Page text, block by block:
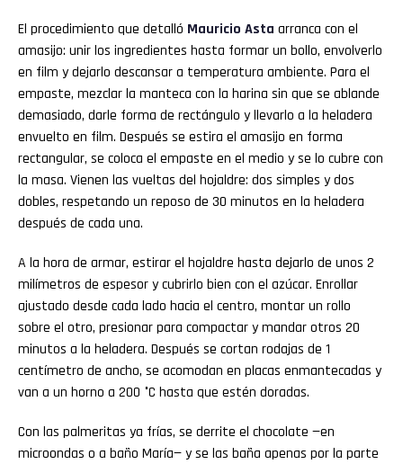
El procedimiento que detalló Mauricio Asta arranca con el
amasijo: unir los ingredientes hasta formar un bollo, envolverlo
en film y dejarlo descansar a temperatura ambiente. Para el
empaste, mezclar la manteca con la harina sin que se ablande
demasiado, darle forma de rectángulo y llevarlo a la heladera
envuelto en film. Después se estira el amasijo en forma
rectangular, se coloca el empaste en el medio y se lo cubre con
la masa. Vienen las vueltas del hojaldre: dos simples y dos
dobles, respetando un reposo de 30 minutos en la heladera
después de cada una.
A la hora de armar, estirar el hojaldre hasta dejarlo de unos 2
milímetros de espesor y cubrirlo bien con el azúcar. Enrollar
ajustado desde cada lado hacia el centro, montar un rollo
sobre el otro, presionar para compactar y mandar otros 20
minutos a la heladera. Después se cortan rodajas de 1
centímetro de ancho, se acomodan en placas enmantecadas y
van a un horno a 200 °C hasta que estén doradas.
Con las palmeritas ya frías, se derrite el chocolate —en
microondas o a baño María— y se las baña apenas por la parte